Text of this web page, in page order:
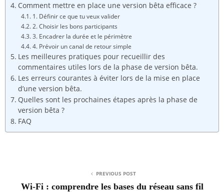
Comment mettre en place une version bêta efficace ?
1. Définir ce que tu veux valider
2. Choisir les bons participants
3. Encadrer la durée et le périmètre
4. Prévoir un canal de retour simple
Les meilleures pratiques pour recueillir des
commentaires utiles lors de la phase de version bêta.
Les erreurs courantes à éviter lors de la mise en place
d’une version bêta.
Quelles sont les prochaines étapes après la phase de
version bêta ?
FAQ
PREVIOUS POST
Wi-Fi : comprendre les bases du réseau sans fil